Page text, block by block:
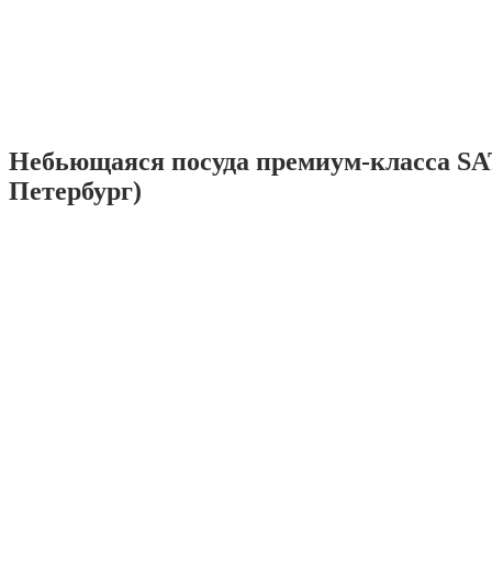
Небьющаяся посуда премиум-класса
Петербург)